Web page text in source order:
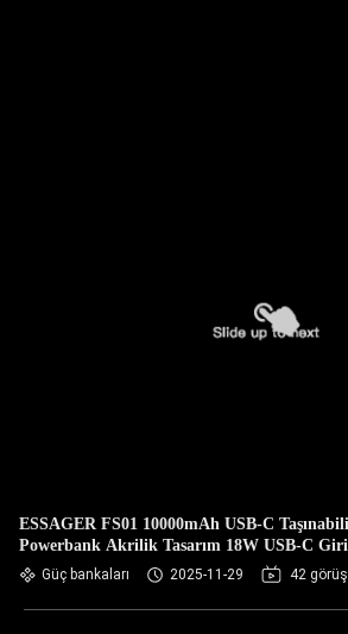
ESSAGER FS01 10000mAh USB-C
Powerbank Akrilik Tasarım 18W USB-C
Güç bankaları 2025-11-29 42